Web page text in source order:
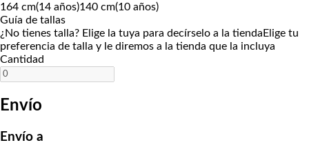
164 cm(14 años)140 cm(10 años)
Guía de tallas
¿No tienes talla? Elige la tuya para decírselo a la tienda Elige tu
preferencia de talla y le diremos a la tienda que la incluya
Cantidad
Envío
Envío a